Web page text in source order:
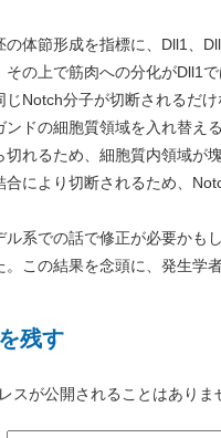
の体節形成を指標に、Dll1、
その上で筋肉への分化がDll1
じNotch分子が切断されるだ
ンドの細胞質領域を入れ替え
切れるため、細胞質内領域が
合により切断されるため、
ル系での話で修正が必要かも
。この結果を念頭に、発生学
残す
スが公開されることはありま